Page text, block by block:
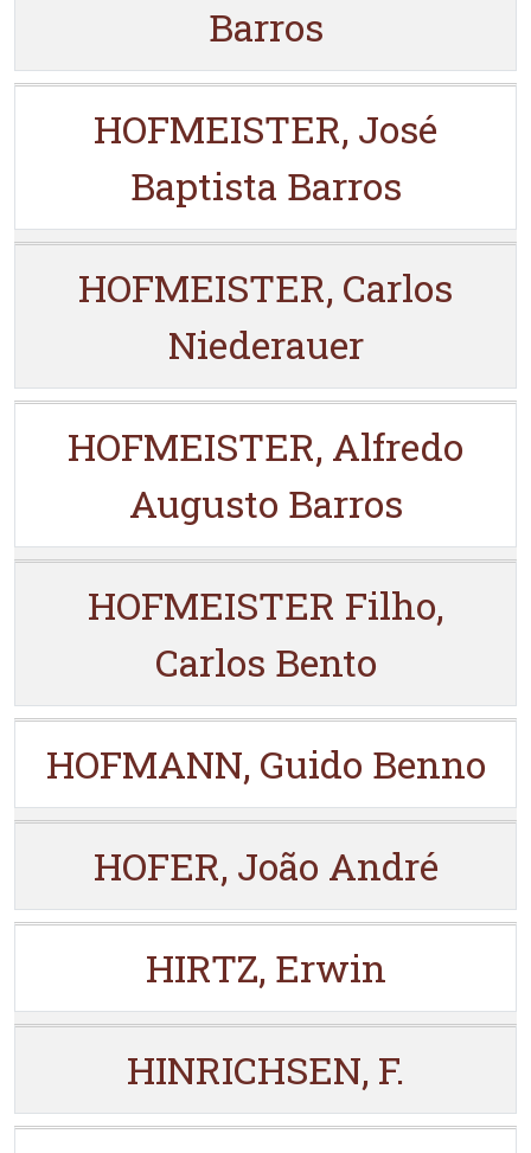
Barros
HOFMEISTER, José
Baptista Barros
HOFMEISTER, Carlos
Niederauer
HOFMEISTER, Alfredo
Augusto Barros
HOFMEISTER Filho,
Carlos Bento
HOFMANN, Guido Benno
HOFER, João André
HIRTZ, Erwin
HINRICHSEN, F.